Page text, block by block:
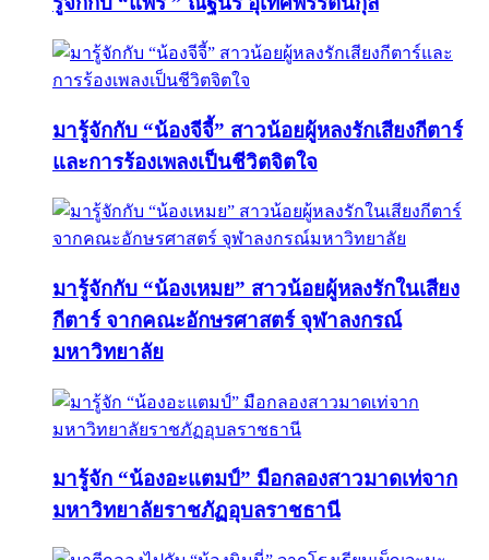
มารู้จักกับ “น้องจีจี้” สาวน้อยผู้หลงรักเสียงกีตาร์
และการร้องเพลงเป็นชีวิตจิตใจ
มารู้จักกับ “น้องเหมย” สาวน้อยผู้หลงรักในเสียง
กีตาร์ จากคณะอักษรศาสตร์ จุฬาลงกรณ์
มหาวิทยาลัย
มารู้จัก “น้องอะแตมป์” มือกลองสาวมาดเท่จาก
มหาวิทยาลัยราชภัฏอุบลราชธานี